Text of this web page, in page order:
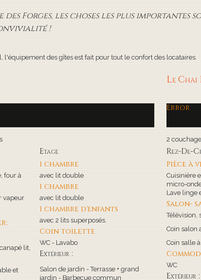
des Forges, les choses les plus importantes
!
l'équipement des gîtes est fait pour tout le confort des locataires.
four à
vapeur
lit,
et
Etage
1 chambre
avec lit double
1 chambre
avec lit double
1 chambre d'enfants
avec 2 lits superposés.
Coin toilette
WC - Lavabo
Extérieur :
Salon de jardin - Terrasse + grand
jardin - Barbecue commun
Le
Error
2
Rez-De-
Pièce à
Cuisinière
micro-
Lave linge
Salon-
Télévision,
Coin salon
Coin salle
WC
Extérieur :